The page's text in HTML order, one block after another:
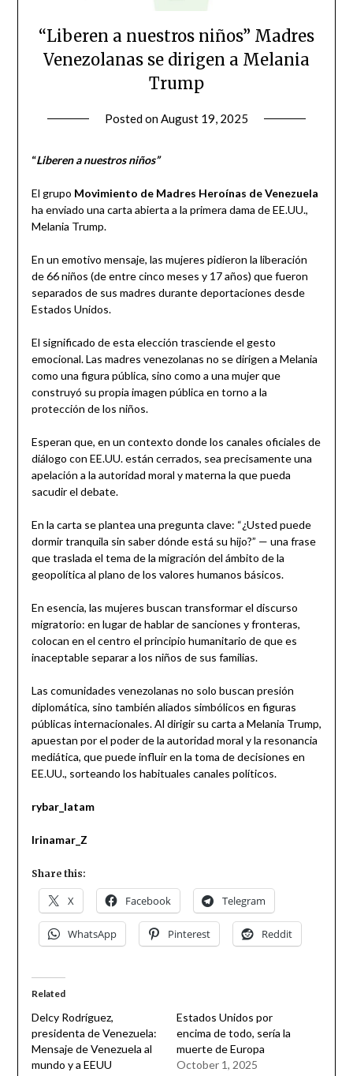
“Liberen a nuestros niños” Madres
Venezolanas se dirigen a Melania
Trump
Posted onAugust 19, 2025
“Liberen a nuestros niños”
El grupo Movimiento de Madres Heroínas de Venezuela
ha enviado una carta abierta a la primera dama de EE.UU.,
Melania Trump.
En un emotivo mensaje, las mujeres pidieron la liberación
de 66 niños (de entre cinco meses y 17 años) que fueron
separados de sus madres durante deportaciones desde
Estados Unidos.
El significado de esta elección trasciende el gesto
emocional. Las madres venezolanas no se dirigen a Melania
como una figura pública, sino como a una mujer que
construyó su propia imagen pública en torno a la
protección de los niños.
Esperan que, en un contexto donde los canales oficiales de
diálogo con EE.UU. están cerrados, sea precisamente una
apelación a la autoridad moral y materna la que pueda
sacudir el debate.
En la carta se plantea una pregunta clave: “¿Usted puede
dormir tranquila sin saber dónde está su hijo?” — una frase
que traslada el tema de la migración del ámbito de la
geopolítica al plano de los valores humanos básicos.
En esencia, las mujeres buscan transformar el discurso
migratorio: en lugar de hablar de sanciones y fronteras,
colocan en el centro el principio humanitario de que es
inaceptable separar a los niños de sus familias.
Las comunidades venezolanas no solo buscan presión
diplomática, sino también aliados simbólicos en figuras
públicas internacionales. Al dirigir su carta a Melania Trump,
apuestan por el poder de la autoridad moral y la resonancia
mediática, que puede influir en la toma de decisiones en
EE.UU., sorteando los habituales canales políticos.
rybar_latam
Irinamar_Z
Share this:
X Facebook Telegram
WhatsApp Pinterest Reddit
Related
Delcy Rodríguez,
presidenta de Venezuela:
Mensaje de Venezuela al
mundo y a EEUU
Estados Unidos por
encima de todo, sería la
muerte de Europa
October 1, 2025